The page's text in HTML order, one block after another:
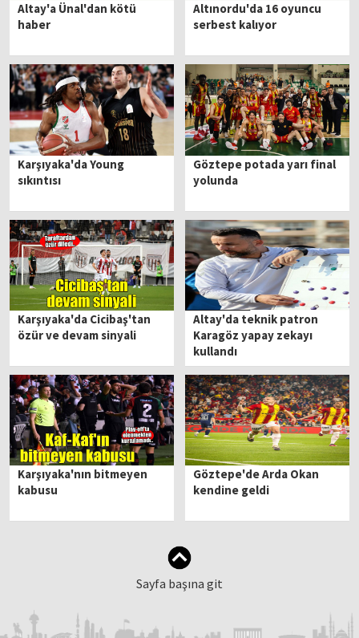
Altay'a Ünal'dan kötü
haber
Altınordu'da 16 oyuncu
serbest kalıyor
Karşıyaka'da Young
sıkıntısı
Göztepe potada yarı final
yolunda
Karşıyaka'da Cicibaş'tan
özür ve devam sinyali
Altay'da teknik patron
Karagöz yapay zekayı
kullandı
Karşıyaka'nın bitmeyen
kabusu
Göztepe'de Arda Okan
kendine geldi
Sayfa başına git